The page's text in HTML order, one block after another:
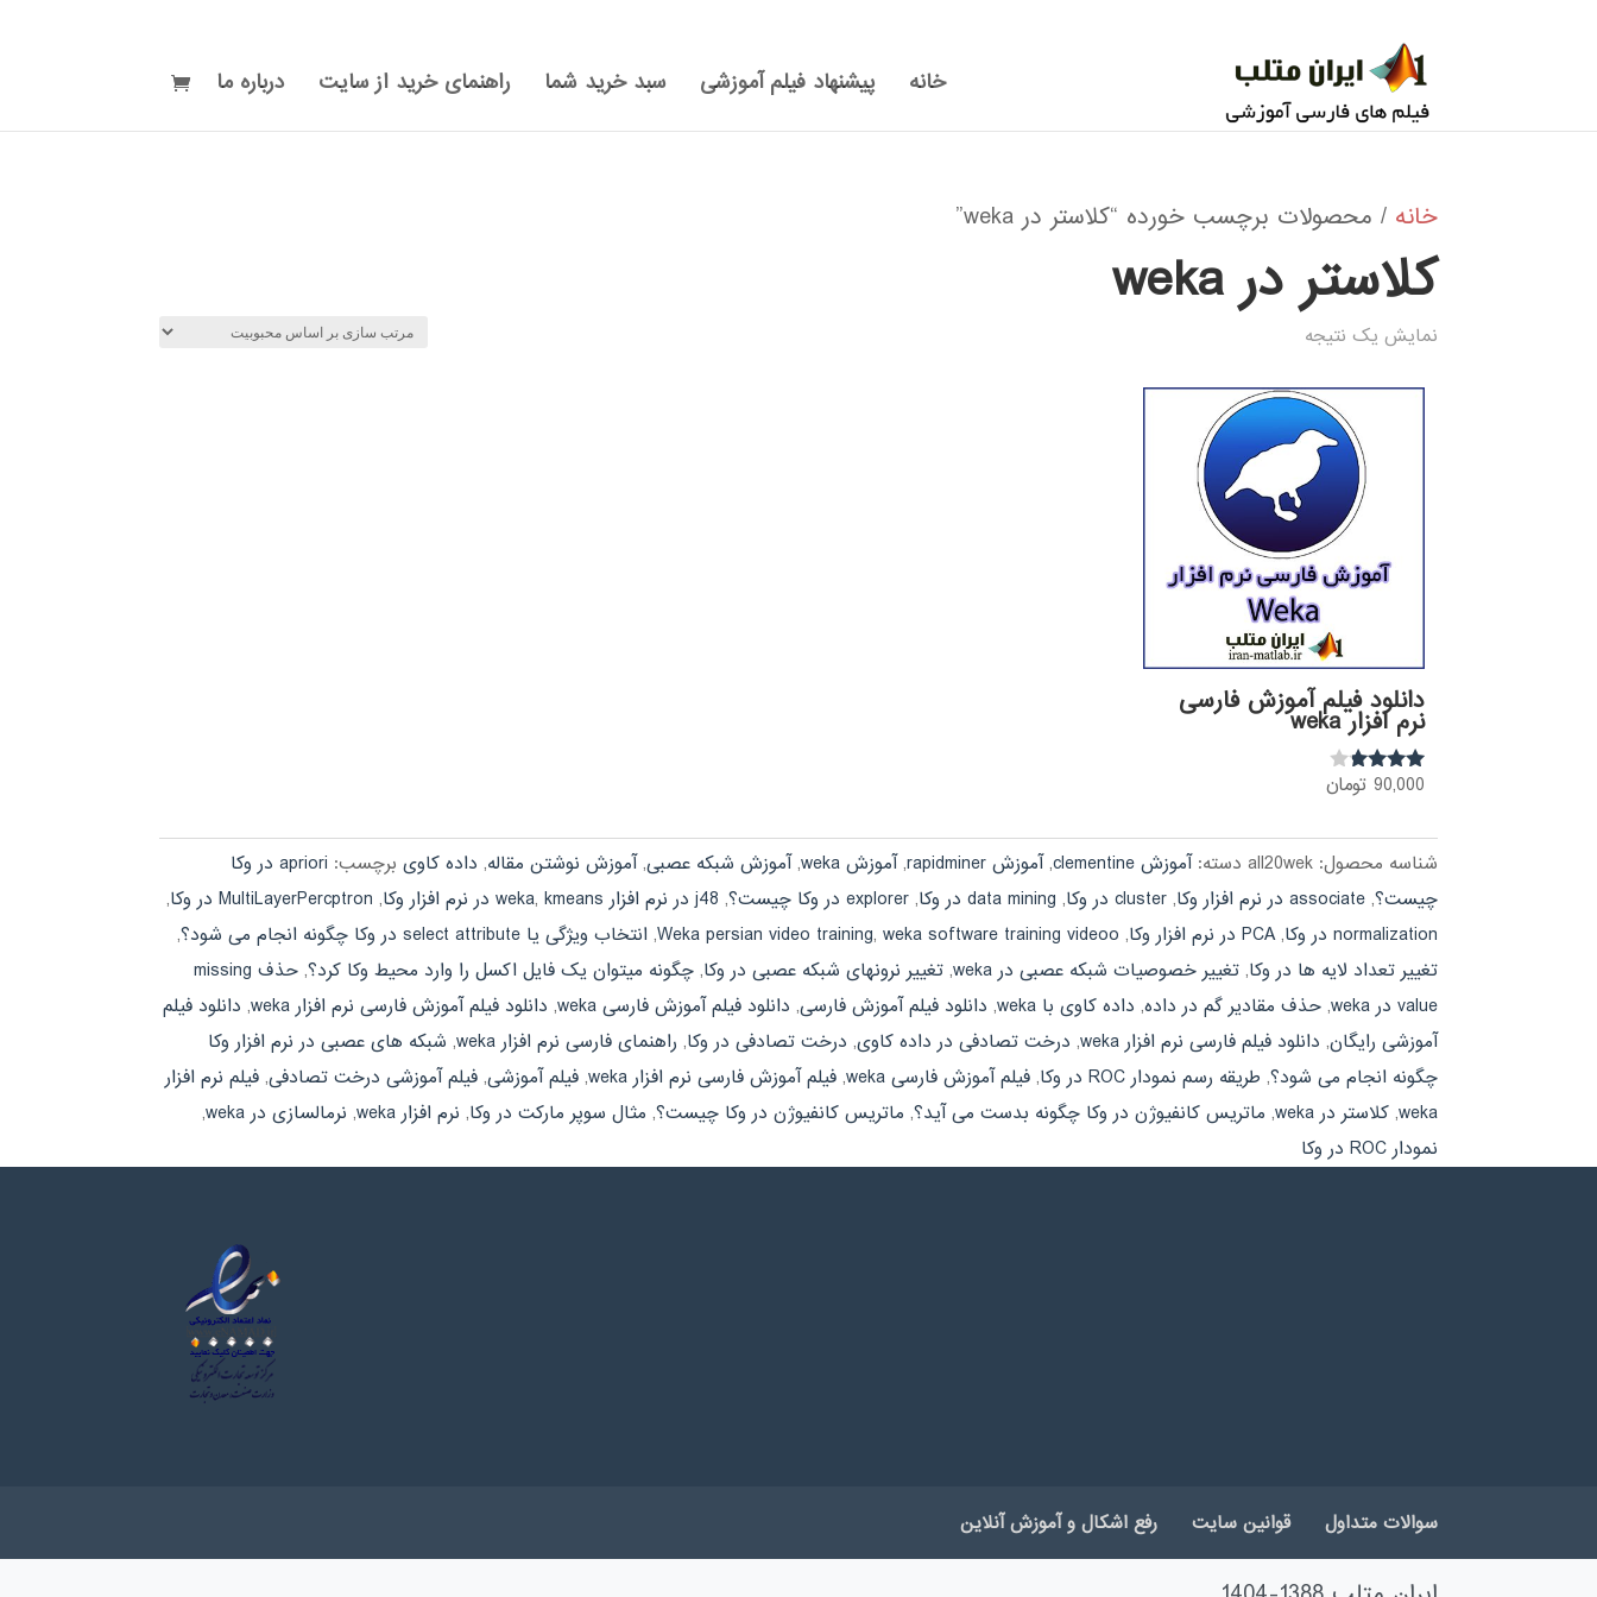
خانه پیشنهاد فیلم آموزشی سبد خرید شما راهنمای خرید از سایت درباره ما
خانه / محصولات برچسب خورده “کلاستر در weka”
کلاستر در weka
نمایش یک نتیجه
دانلود فیلم آموزش فارسی
نرم افزار weka
نمره
90,000 تومان
شناسه محصول:all20wek دسته:آموزش clementine ,آموزش rapidminer ,آموزش weka ,آموزش شبکه عصبی,آموزش نوشتن مقاله, داده کاوی برچسب:
apriori در وکا
چیست؟,associate در نرم افزار وکا ,cluster در وکا , data mining در وکا ,explorer در وکا چیست؟ , j48 در نرم افزار weka , kmeans در نرم افزار وکا , MultiLayerPercptron در وکا
,
normalization در وکا
,PCA در نرم افزار وکا ,
Weka persian video training, weka software training videoo
, انتخاب ویژگی یا select attribute در وکا چگونه انجام می شود؟
,
تغییر تعداد لایه ها در وکا,تغییر خصوصیات شبکه عصبی در weka ,تغییر نرونهای شبکه عصبی در وکا,چگونه میتوان یک فایل اکسل را وارد محیط وکا کرد؟,
حذف missing
value در weka
,حذف مقادیر گم در داده, داده کاوی با weka , دانلود فیلم آموزش فارسی, دانلود فیلم آموزش فارسی weka , دانلود فیلم آموزش فارسی نرم افزار weka , دانلود فیلم
آموزشی رایگان, دانلود فیلم فارسی نرم افزار weka , درخت تصادفی در داده کاوی, درخت تصادفی در وکا, راهنمای فارسی نرم افزار weka , شبکه های عصبی در نرم افزار وکا
چگونه انجام می شود؟, طریقه رسم نمودار ROC در وکا ,فیلم آموزش فارسی weka ,فیلم آموزش فارسی نرم افزار weka ,فیلم آموزشی,فیلم آموزشی درخت تصادفی,فیلم نرم افزار
weka
,کلاستر در weka , ماتریس کانفیوژن در وکا چگونه بدست می آید؟, ماتریس کانفیوژن در وکا چیست؟, مثال سوپر مارکت در وکا, نرم افزار weka , نرمالسازی در weka
,
نمودار ROC در وکا
سوالات متداول قوانین سایت رفع اشکال و آموزش آنلاین